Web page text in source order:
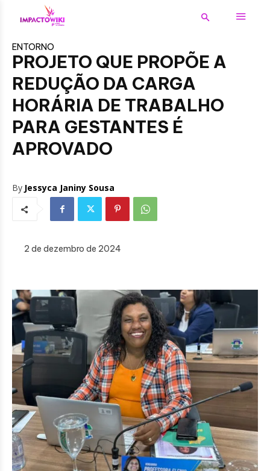
ENTORNO
PROJETO QUE PROPÕE A
REDUÇÃO DA CARGA
HORÁRIA DE TRABALHO
PARA GESTANTES É
APROVADO
By Jessyca Janiny Sousa
2 de dezembro de 2024